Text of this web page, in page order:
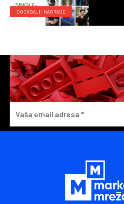
DOGAĐAJI I NAGRADE